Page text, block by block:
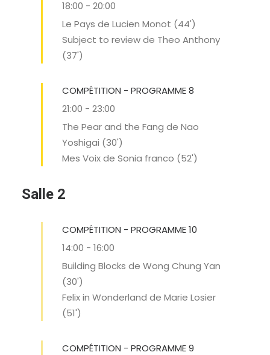
18:00 - 20:00
Le Pays de Lucien Monot (44')
Subject to review de Theo Anthony
(37')
COMPÉTITION - PROGRAMME 8
21:00 - 23:00
The Pear and the Fang de Nao
Yoshigai (30')
Mes Voix de Sonia franco (52')
Salle 2
COMPÉTITION - PROGRAMME 10
14:00 - 16:00
Building Blocks de Wong Chung Yan
(30')
Felix in Wonderland de Marie Losier
(51')
COMPÉTITION - PROGRAMME 9